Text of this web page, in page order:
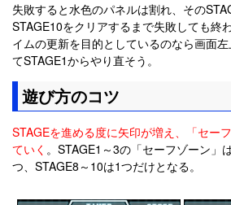
失敗すると水色のパネルは割れ、その
STAGE10をクリアするまで失敗しても終
イムの更新を目的としているのなら画面
てSTAGE1からやり直そう。
遊び方のコツ
STAGEを進める度に矢印が増え、「セー
ていく 。STAGE1～3の「セーフゾーン」
つ、STAGE8～10は1つだけとなる。